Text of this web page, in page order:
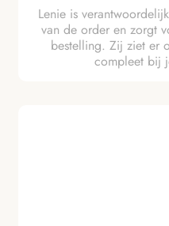
Lenie is
van de order en zorgt
bestelling. Zij ziet er
compleet bij